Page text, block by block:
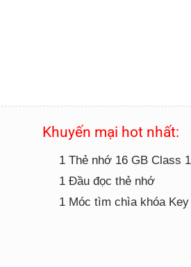
Khuyến mại hot nhất:
1 Thẻ nhớ 16 GB Class
1 Đầu đọc thẻ nhớ
1 Móc tìm chìa khóa